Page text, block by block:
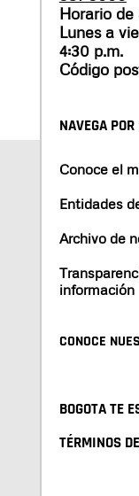
Horario
Lunes a
4:30 p.m.
Código
NAVEGA
Conoce el
Entidades
Archivo de
información
CONOCE
BOGOTA TE
TÉRMINOS